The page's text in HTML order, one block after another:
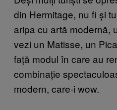
din Hermitage, nu fi și
aripa cu artă modernă,
vezi un Matisse, un
față modul în care au
combinație
modern, care-i wow.